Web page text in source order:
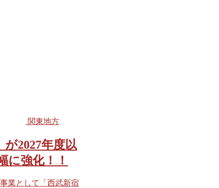
関東地方
2027年度以
に強化！！
業として「西武新宿